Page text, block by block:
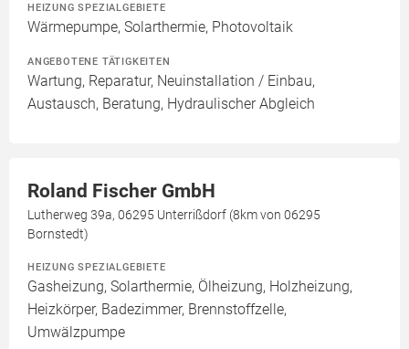
HEIZUNG SPEZIALGEBIETE
Wärmepumpe, Solarthermie, Photovoltaik
ANGEBOTENE TÄTIGKEITEN
Wartung, Reparatur, Neuinstallation / Einbau,
Austausch, Beratung, Hydraulischer Abgleich
Roland Fischer GmbH
Lutherweg 39a, 06295 Unterrißdorf (8km von 06295
Bornstedt)
HEIZUNG SPEZIALGEBIETE
Gasheizung, Solarthermie, Ölheizung, Holzheizung,
Heizkörper, Badezimmer, Brennstoffzelle,
Umwälzpumpe